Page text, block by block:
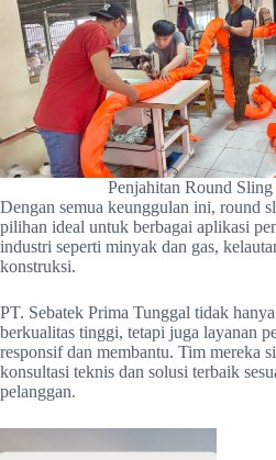
Penjahitan Round
Dengan semua keunggulan ini, round
pilihan ideal untuk berbagai aplikasi
industri seperti minyak dan gas,
konstruksi.
PT. Sebatek Prima Tunggal tidak
berkualitas tinggi, tetapi juga layanan
responsif dan membantu. Tim mereka
konsultasi teknis dan solusi terbaik
pelanggan.